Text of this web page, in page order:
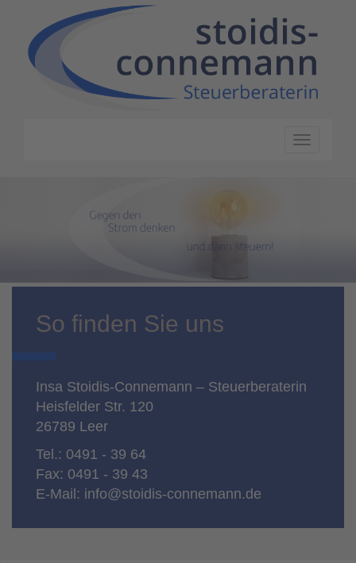
Navigation
So finden Sie uns
Insa Stoidis-Connemann – Steuerberaterin
Heisfelder Str. 120
26789 Leer
Tel.: 0491 - 39 64
Fax: 0491 - 39 43
E-Mail: info@stoidis-connemann.de